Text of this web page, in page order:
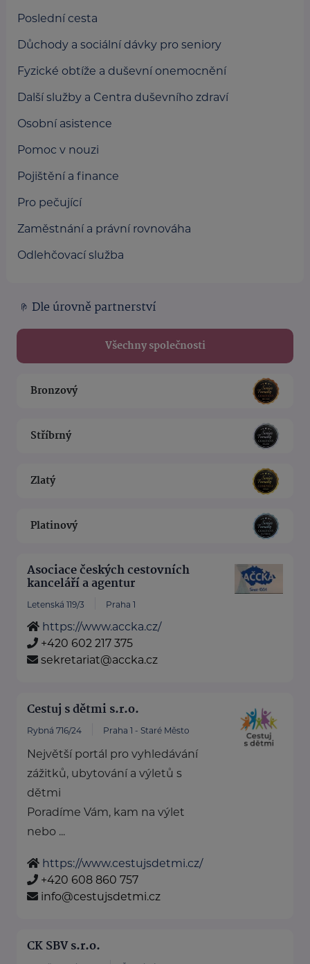
Poslední cesta
Důchody a sociální dávky pro seniory
Fyzické obtíže a duševní onemocnění
Další služby a Centra duševního zdraví
Osobní asistence
Pomoc v nouzi
Pojištění a finance
Pro pečující
Zaměstnání a právní rovnováha
Odlehčovací služba
Dle úrovně partnerství
Všechny společnosti
Bronzový
Stříbrný
Zlatý
Platinový
Asociace českých cestovních
kanceláří a agentur
Letenská 119/3 Praha 1
https://www.accka.cz/
+420 602 217 375
sekretariat@accka.cz
Cestuj s dětmi s.r.o.
Rybná 716/24 Praha 1 - Staré Město
Největší portál pro vyhledávání
zážitků, ubytování a výletů s
dětmi
Poradíme Vám, kam na výlet
nebo ...
https://www.cestujsdetmi.cz/
+420 608 860 757
info@cestujsdetmi.cz
CK SBV s.r.o.